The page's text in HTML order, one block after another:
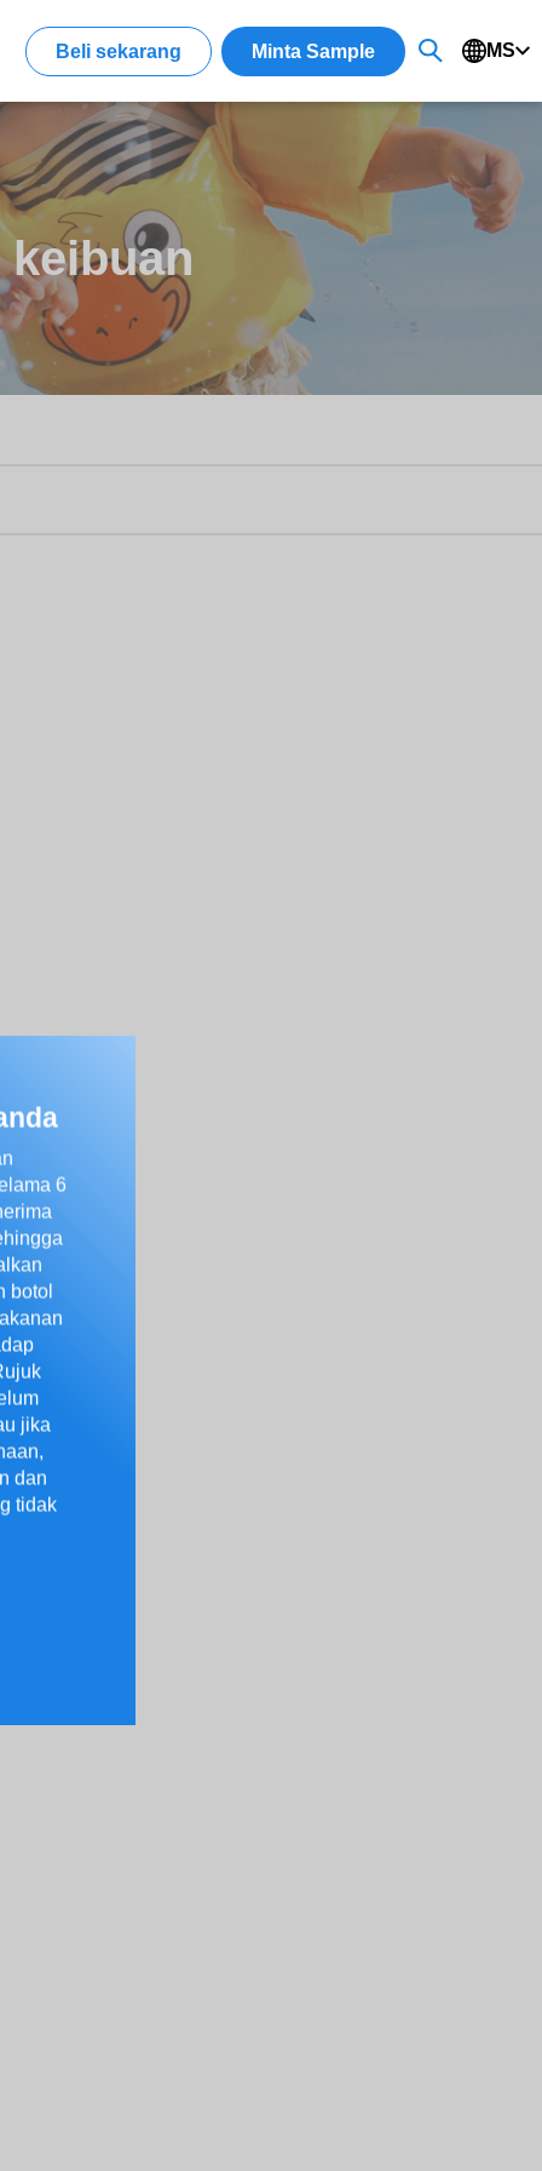
6
botol
jika
dan
tidak
Beli sekarang Minta Sample MS